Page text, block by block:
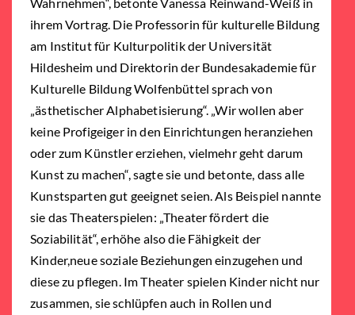
ihrem Vortrag. Die Professorin für kulturelle Bildung
am Institut für Kulturpolitik der Universität
Hildesheim und Direktorin der Bundesakademie für
Kulturelle Bildung Wolfenbüttel sprach von
„ästhetischer Alphabetisierung“. „Wir wollen aber
keine Profigeiger in den Einrichtungen heranziehen
oder zum Künstler erziehen, vielmehr geht darum
Kunst zu machen“, sagte sie und betonte, dass alle
Kunstsparten gut geeignet seien. Als Beispiel nannte
sie das Theaterspielen: „Theater fördert die
Soziabilität“, erhöhe also die Fähigkeit der
Kinder,neue soziale Beziehungen einzugehen und
diese zu pflegen. Im Theater spielen Kinder nicht nur
zusammen, sie schlüpfen auch in Rollen und